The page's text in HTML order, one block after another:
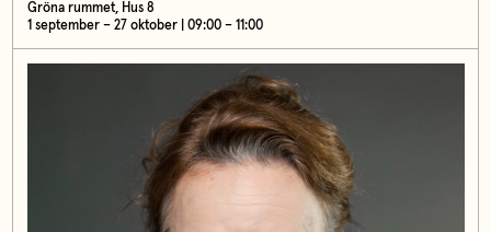
Gröna rummet, Hus 8
1 september – 27 oktober | 09:00 – 11:00